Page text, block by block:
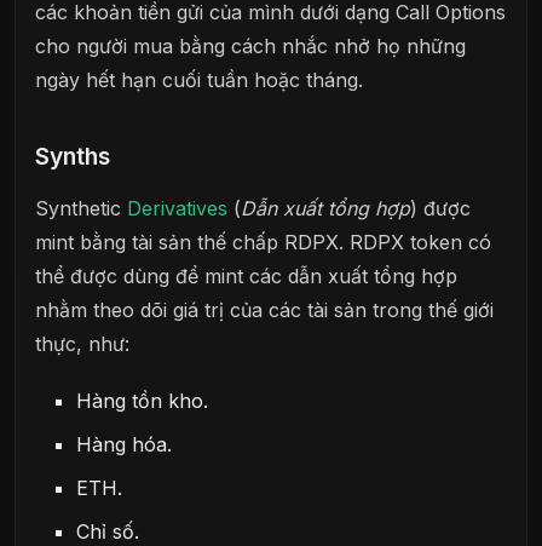
các khoản tiền gửi của mình dưới dạng Call Options
cho người mua bằng cách nhắc nhở họ những
ngày hết hạn cuối tuần hoặc tháng.
Synths
Synthetic Derivatives (Dẫn xuất tổng hợp) được
mint bằng tài sản thế chấp RDPX. RDPX token có
thể được dùng để mint các dẫn xuất tổng hợp
nhằm theo dõi giá trị của các tài sản trong thế giới
thực, như:
Hàng tồn kho.
Hàng hóa.
ETH.
Chỉ số.